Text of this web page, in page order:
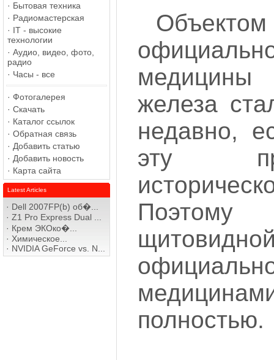
· Бытовая техника
· Радиомастерская
· IT - высокие
технологии
· Аудио, видео, фото,
радио
· Часы - все
· Фотогалерея
· Скачать
· Каталог ссылок
· Обратная связь
· Добавить статью
· Добавить новость
· Карта сайта
Latest Articles
· Dell 2007FP(b) об�...
· Z1 Pro Express Dual ...
· Крем ЭКОко�...
· Химическое...
· NVIDIA GeForce vs. N...
железа
недавно,
эту
полностью.